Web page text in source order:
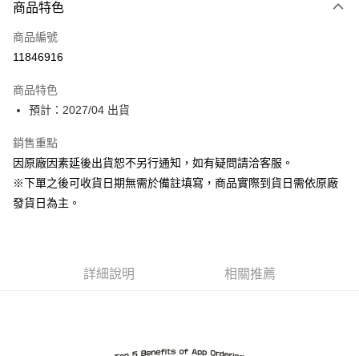
信用卡一次付款
Apple Pay
運送方式
預購-付款後全家取貨(舊)
每筆NT$90，滿NT$3,000(含以上)免運費
每筆NT$120，滿NT$3,000(含以上)免運費
東海門市自取，需自備購物袋取貨唷。
商品特色
商品編號
11846916
商品特色
預計：2027/04 出貨
銷售重點
因原廠因素延後出貨恕不另行通知，如有疑問請洽客服。
※下單之後可收貨日期無需於備註填寫，商品實際到貨日需依原廠
發貨日為主。
詳細說明 相關推薦